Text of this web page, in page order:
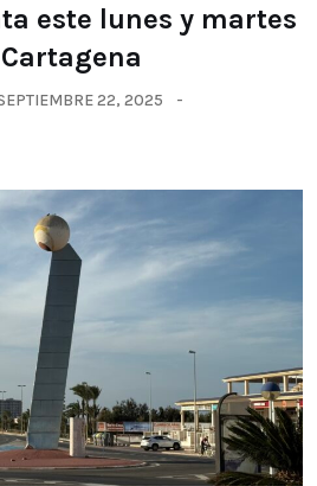
este lunes y martes
22, 2025